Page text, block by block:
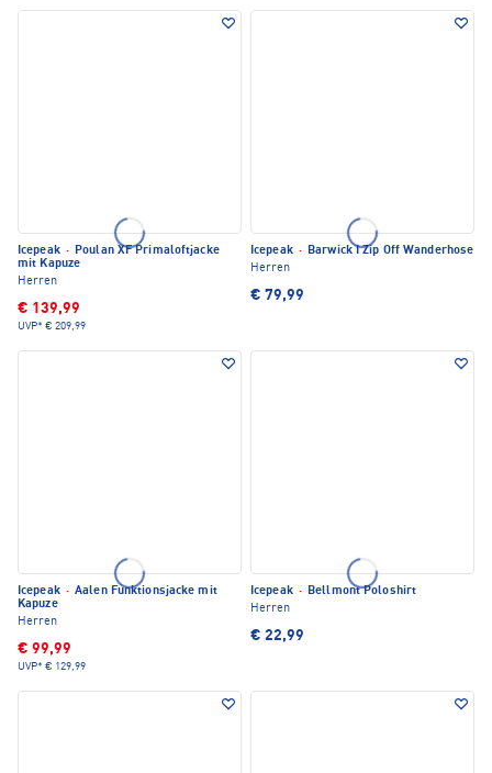
Icepeak · Poulan XF Primaloftjacke
mit Kapuze
Herren
€ 139,99
UVP* € 209,99
Icepeak · Barwick I Zip Off Wanderhose
Herren
€ 79,99
Icepeak · Aalen Funktionsjacke mit
Kapuze
Herren
€ 99,99
UVP* € 129,99
Icepeak · Bellmont Poloshirt
Herren
€ 22,99